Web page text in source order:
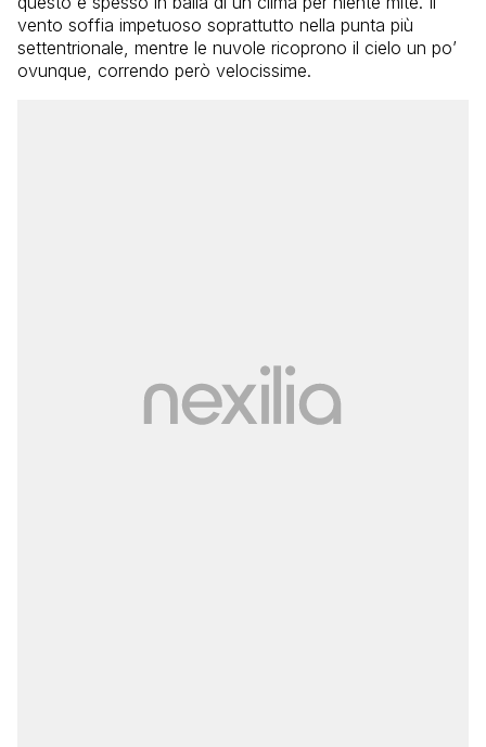
vento soffia impetuoso soprattutto nella punta più
settentrionale, mentre le nuvole ricoprono il cielo un po’
ovunque, correndo però velocissime.